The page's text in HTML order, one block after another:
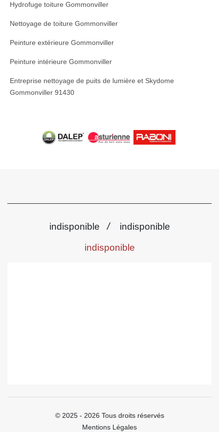
Hydrofuge toiture Gommonviller
Nettoyage de toiture Gommonviller
Peinture extérieure Gommonviller
Peinture intérieure Gommonviller
Entreprise nettoyage de puits de lumière et Skydome
Gommonviller 91430
indisponible / indisponible
indisponible
© 2025 - 2026 Tous droits réservés
Mentions Légales